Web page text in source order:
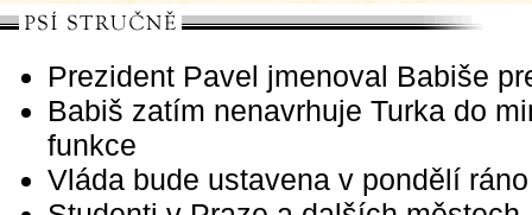
Prezident Pavel jmenoval Babiše
Babiš zatím nenavrhuje Turka do
funkce
Vláda bude ustavena v pondělí ráno